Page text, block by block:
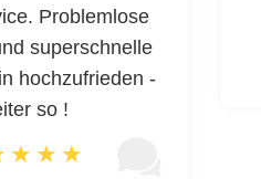
Problemlose
superschnelle
hochzufrieden -
so !